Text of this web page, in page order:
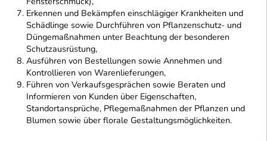
Erkennen und Bekämpfen einschlägiger Krankheiten und
Schädlinge sowie Durchführen von Pflanzenschutz- und
Düngemaßnahmen unter Beachtung der besonderen
Schutzausrüstung,
Ausführen von Bestellungen sowie Annehmen und
Kontrollieren von Warenlieferungen,
Führen von Verkaufsgesprächen sowie Beraten und
Informieren von Kunden über Eigenschaften,
Standortansprüche, Pflegemaßnahmen der Pflanzen und
Blumen sowie über florale Gestaltungsmöglichkeiten.